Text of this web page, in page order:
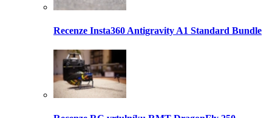
Recenze Insta360 Antigravity A1 Standard Bundle